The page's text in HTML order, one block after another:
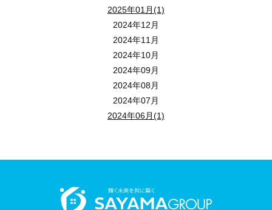
2025年01月(1)
2024年12月
2024年11月
2024年10月
2024年09月
2024年08月
2024年07月
2024年06月(1)